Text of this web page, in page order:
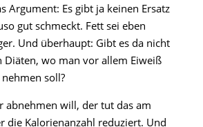
Argument: Es gibt ja keinen Ersatz
gut schmeckt. Fett sei eben
Und überhaupt: Gibt es da nicht
Diäten, wo man vor allem Eiweiß
soll?
abnehmen will, der tut das am
die Kalorienanzahl reduziert. Und